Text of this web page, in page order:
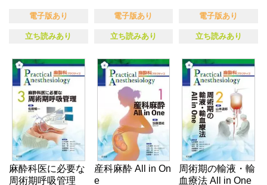
電子版あり
立ち読みあり
電子版あり
立ち読みあり
電子版あり
立ち読みあり
麻酔科医に必要な
周術期呼吸管理
産科麻酔 All in On
e
周術期の輸液・輸
血療法 All in One